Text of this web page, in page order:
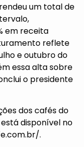
um total de
em receita
reflete
e outubro do
essa alta sobre
o presidente
dos cafés do
disponível no
.